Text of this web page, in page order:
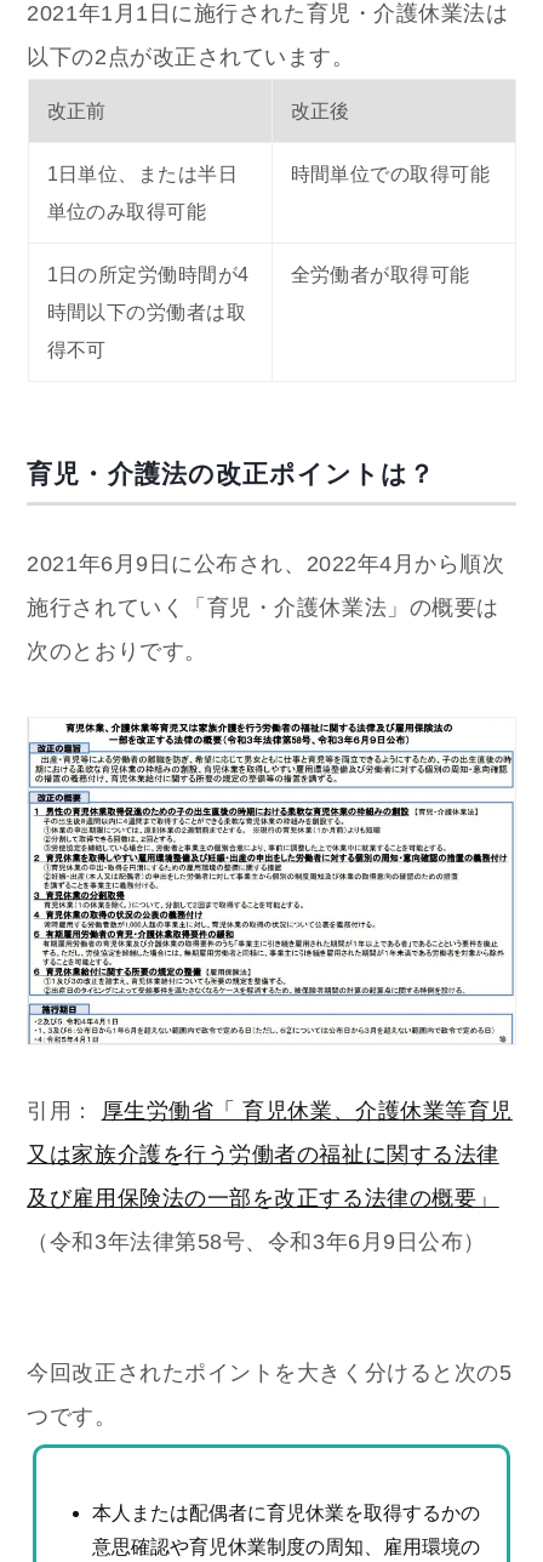
2021年1月1日に施行された育児・介護休業法は
以下の2点が改正されています。
改正前 改正後
1日単位、または半日
単位のみ取得可能
時間単位での取得可能
1日の所定労働時間が4
時間以下の労働者は取
得不可
全労働者が取得可能
育児・介護法の改正ポイントは？
2021年6月9日に公布され、2022年4月から順次
施行されていく「育児・介護休業法」の概要は
次のとおりです。
引用： 厚生労働省「 育児休業、介護休業等育児
又は家族介護を行う労働者の福祉に関する法律
及び雇用保険法の一部を改正する法律の概要」
（令和3年法律第58号、令和3年6月9日公布）
今回改正されたポイントを大きく分けると次の5
つです。
本人または配偶者に育児休業を取得するかの
意思確認や育児休業制度の周知、雇用環境の